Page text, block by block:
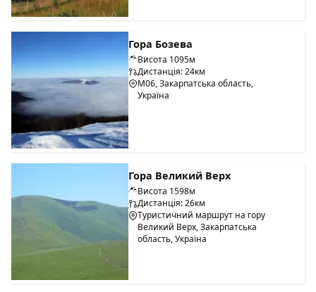
Гора Бозева
Висота 1095м
Дистанція: 24км
М06, Закарпатська область,
Україна
Гора Великий Верх
Висота 1598м
Дистанція: 26км
Туристичний маршрут на гору
Великий Верх, Закарпатська
область, Україна